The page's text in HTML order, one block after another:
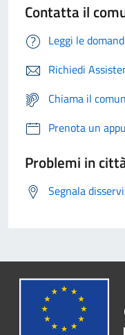
Contatta il
Leggi le
Richiedi
Chiama il
Prenota un
Problemi in
Segnala